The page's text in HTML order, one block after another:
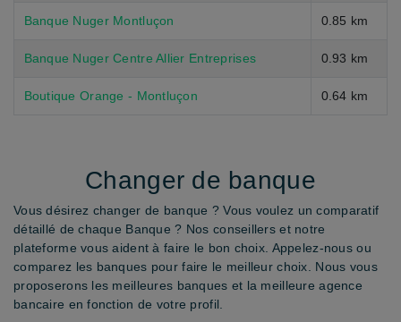
Banque Nuger Montluçon 0.85 km
Banque Nuger Centre Allier Entreprises 0.93 km
Boutique Orange - Montluçon 0.64 km
Changer de banque
Vous désirez changer de banque ? Vous voulez un comparatif
détaillé de chaque Banque ? Nos conseillers et notre
plateforme vous aident à faire le bon choix. Appelez-nous ou
comparez les banques pour faire le meilleur choix. Nous vous
proposerons les meilleures banques et la meilleure agence
bancaire en fonction de votre profil.